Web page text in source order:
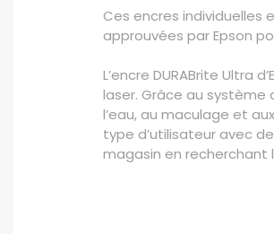
Ces encres
approuvées par Epson
L’encre DURABrite Ultra
laser. Grâce au
l’eau, au maculage et
type d’utilisateur avec
magasin en recherchant